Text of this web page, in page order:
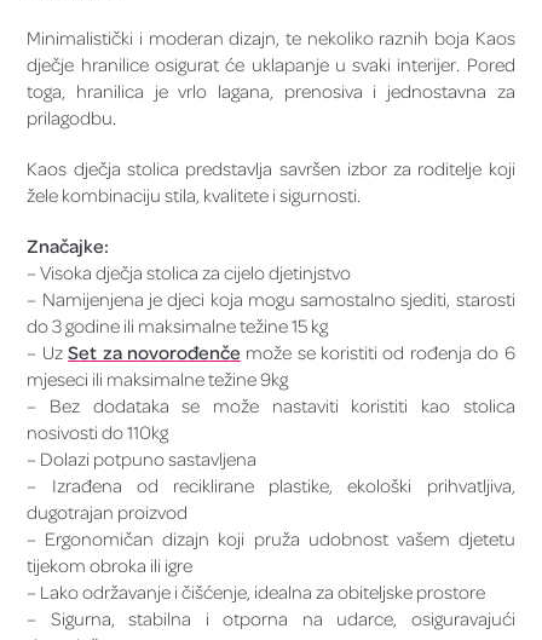
Minimalistički i moderan dizajn, te nekoliko raznih boja Kaos
dječje hranilice osigurat će uklapanje u svaki interijer. Pored
toga, hranilica je vrlo lagana, prenosiva i jednostavna za
prilagodbu.
Kaos dječja stolica predstavlja savršen izbor za roditelje koji
žele kombinaciju stila, kvalitete i sigurnosti.
Značajke:
– Visoka dječja stolica za cijelo djetinjstvo
– Namijenjena je djeci koja mogu samostalno sjediti, starosti
do 3 godine ili maksimalne težine 15 kg
– UzSet za novorođenče može se koristiti od rođenja do 6
mjeseci ili maksimalne težine 9kg
– Bez dodataka se može nastaviti koristiti kao stolica
nosivosti do 110kg
– Dolazi potpuno sastavljena
– Izrađena od reciklirane plastike, ekološki prihvatljiva,
dugotrajan proizvod
– Ergonomičan dizajn koji pruža udobnost vašem djetetu
tijekom obroka ili igre
– Lako održavanje i čišćenje, idealna za obiteljske prostore
– Sigurna, stabilna i otporna na udarce, osiguravajući